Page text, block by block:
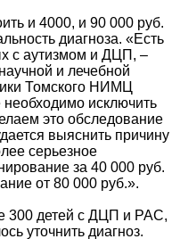
и 4000, и 90 000 руб.
диагноза. «Есть
с аутизмом и ДЦП, –
и лечебной
Томского НИМЦ
исключить
это обследование
выяснить причину
серьезное
за 40 000 руб.
от 80 000 руб.».
300 детей с ДЦП и РАС,
уточнить диагноз.